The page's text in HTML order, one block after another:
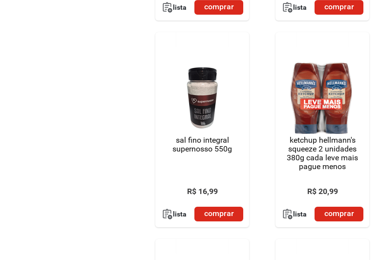
lista comprar lista comprar
sal fino integral
supernosso 550g
R$ 16,99
lista comprar
ketchup hellmann's
squeeze 2 unidades
380g cada leve mais
pague menos
R$ 20,99
lista comprar